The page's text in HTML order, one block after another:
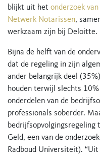
blijkt uit het onderzoek
Netwerk Notarissen,
werkzaam zijn bij Deloitte.
Bijna de helft van de
dat de regeling in zijn
ander belangrijk deel
houden terwijl slechts
onderdelen van de
professionals soberder.
bedrijfsopvolgingsregeling
Geld, een van de
Radboud Universiteit).